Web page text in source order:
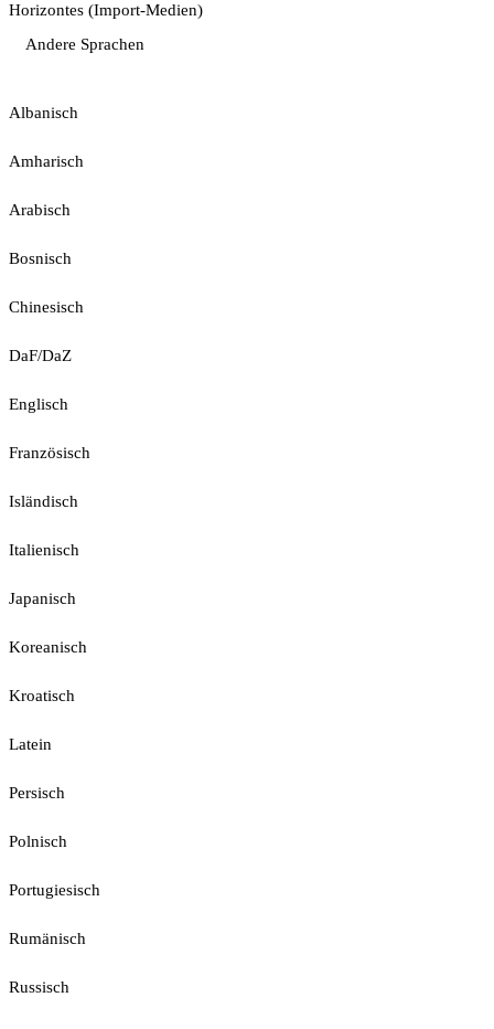
Horizontes (Import-Medien)
Andere Sprachen
Albanisch
Amharisch
Arabisch
Bosnisch
Chinesisch
DaF/DaZ
Englisch
Französisch
Isländisch
Italienisch
Japanisch
Koreanisch
Kroatisch
Latein
Persisch
Polnisch
Portugiesisch
Rumänisch
Russisch